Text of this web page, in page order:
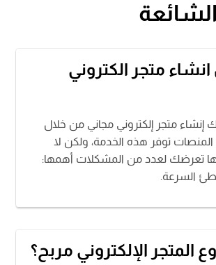
متجر الكتروني
إنشاء متجر إلكتروني مجاني من خلال
توفر هذه الخدمة، ولكن لا
تعرضك لعدد من المشكلات أهمها:
بطئ السرعة.
الإلكتروني مربح؟